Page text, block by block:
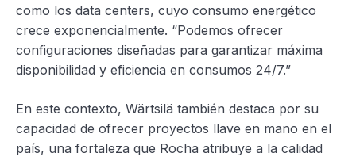
como los data centers, cuyo consumo energético
crece exponencialmente. “Podemos ofrecer
configuraciones diseñadas para garantizar máxima
disponibilidad y eficiencia en consumos 24/7.”
En este contexto, Wärtsilä también destaca por su
capacidad de ofrecer proyectos llave en mano en el
país, una fortaleza que Rocha atribuye a la calidad